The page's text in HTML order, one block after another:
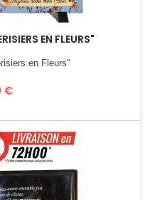
EN FLEURS"
en Fleurs"
€